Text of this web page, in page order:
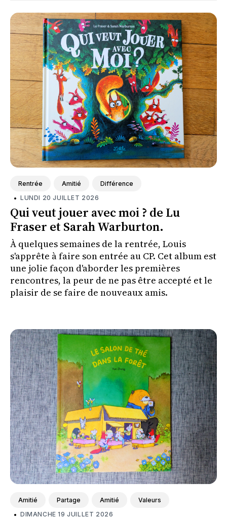
Rentrée Amitié Différence
• LUNDI 20 JUILLET 2026
Qui veut jouer avec moi ? de Lu
Fraser et Sarah Warburton.
À quelques semaines de la rentrée, Louis
s'apprête à faire son entrée au CP. Cet album est
une jolie façon d'aborder les premières
rencontres, la peur de ne pas être accepté et le
plaisir de se faire de nouveaux amis.
Amitié Partage Amitié Valeurs
• DIMANCHE 19 JUILLET 2026